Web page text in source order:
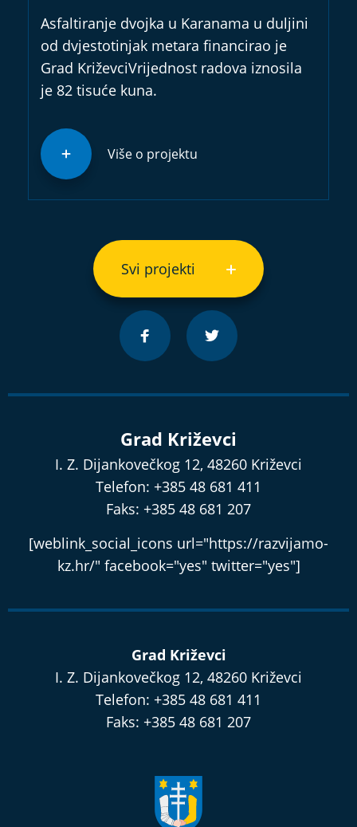
Asfaltiranje dvojka u Karanama u duljini
od dvjestotinjak metara financirao je
Grad KriževciVrijednost radova iznosila
je 82 tisuće kuna.
Više o projektu
Svi projekti
Grad Križevci
I. Z. Dijankovečkog 12, 48260 Križevci
Telefon: +385 48 681 411
Faks: +385 48 681 207
[weblink_social_icons url="https://razvijamo-
kz.hr/" facebook="yes" twitter="yes"]
Grad Križevci
I. Z. Dijankovečkog 12, 48260 Križevci
Telefon: +385 48 681 411
Faks: +385 48 681 207